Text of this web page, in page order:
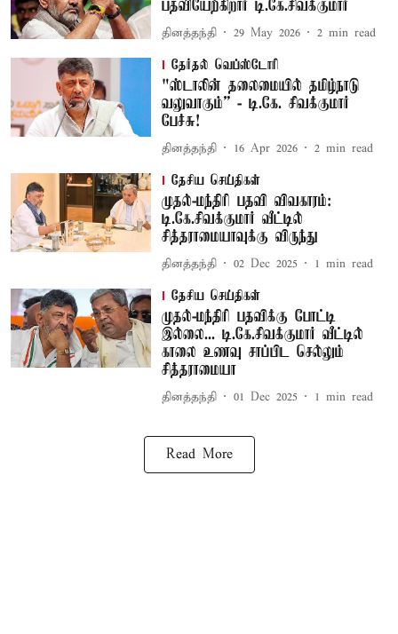
பதவியேற்கிறார் டி.கே.சிவக்குமார்
தினத்தந்தி 29 May 2026 2 min read
தேர்தல் வெப்ஸ்டோரி
"ஸ்டாலின் தலைமையில் தமிழ்நாடு
வலுவாகும்” - டி.கே. சிவக்குமார்
பேச்சு!
தினத்தந்தி 16 Apr 2026 2 min read
தேசிய செய்திகள்
முதல்-மந்திரி பதவி விவகாரம்:
டி.கே.சிவக்குமார் வீட்டில்
சித்தராமையாவுக்கு விருந்து
தினத்தந்தி 02 Dec 2025 1 min read
தேசிய செய்திகள்
முதல்-மந்திரி பதவிக்கு போட்டி
இல்லை... டி.கே.சிவக்குமார் வீட்டில்
காலை உணவு சாப்பிட செல்லும்
சித்தராமையா
தினத்தந்தி 01 Dec 2025 1 min read
Read More